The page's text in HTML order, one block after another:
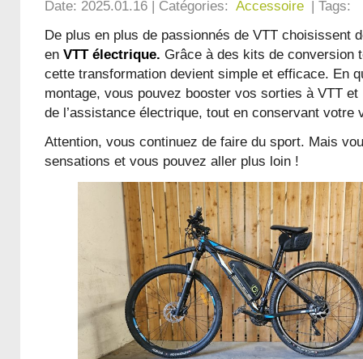
Date: 2025.01.16 | Catégories: Accessoire | Tags:
De plus en plus de passionnés de VTT choisissent
en VTT électrique. Grâce à des kits de conversion
cette transformation devient simple et efficace. En
montage, vous pouvez booster vos sorties à VTT
de l’assistance électrique, tout en conservant votre
Attention, vous continuez de faire du sport. Mais
sensations et vous pouvez aller plus loin !